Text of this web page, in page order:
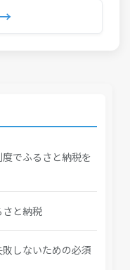
でふるさと納税を
さと納税
しないための必須